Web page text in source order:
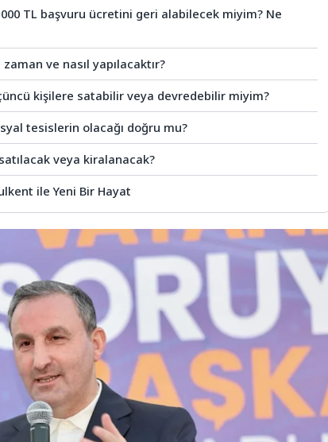
TL başvuru ücretini geri alabilecek miyim? Ne
ve nasıl yapılacaktır?
kişilere satabilir veya devredebilir miyim?
tesislerin olacağı doğru mu?
veya kiralanacak?
ile Yeni Bir Hayat